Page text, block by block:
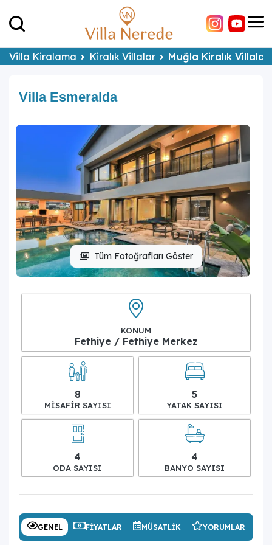
Villa Kiralama Kiralık Villalar Muğla Kiralık Villalar
Villa Esmeralda
Tüm Fotoğrafları Göster
KONUM
Fethiye / Fethiye Merkez
8
MISAFIR SAYISI
5
YATAK SAYISI
4
ODA SAYISI
4
BANYO SAYISI
GENEL FIYATLAR MÜSATLIK YORUMLAR